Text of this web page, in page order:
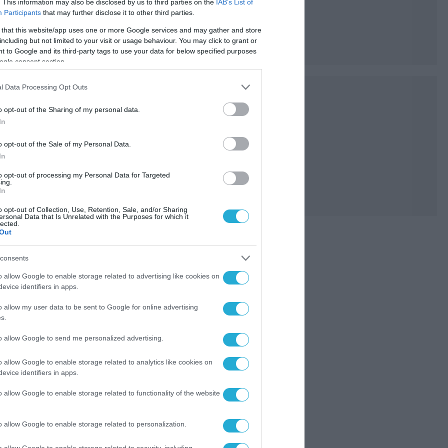
This information may also be disclosed by us to third parties on the IAB’s List of
Participants that may further disclose it to other third parties.
that this website/app uses one or more Google services and may gather and store
but not limited to your visit or usage behaviour. You may click to grant or
to Google and its third-party tags to use your data for below specified purposes
consent section.
Data Processing Opt Outs
opt-out of the Sharing of my personal data.
opt-out of the Sale of my Personal Data.
opt-out of processing my Personal Data for Targeted
opt-out of Collection, Use, Retention, Sale, and/or Sharing
Data that Is Unrelated with the Purposes for which it
allow Google to enable storage related to advertising like cookies on
identifiers in apps.
allow my user data to be sent to Google for online advertising
allow Google to send me personalized advertising.
allow Google to enable storage related to analytics like cookies on
identifiers in apps.
allow Google to enable storage related to functionality of the website
allow Google to enable storage related to personalization.
| 12:15
«κύμα» τουρκικών εξοπλισμών στο
με πληροφορίες από τουρκικές πηγές στις 6 Ιανουαρίου
Βιομηχανίας για να αποφασίσει για τα εξοπλιστικά
που βρίσκονται στη φάση της αξιολόγησης.
| 05:56
παραγγελίες κινητήρων από την Turkish
Rolls-Royce έλαβε μια νέα παραγγελία ύψους 350
δολαρίων με βάση τιμές καταλόγου για την
κινητήρων Trent για πέντε επιβατηγά αεροσκάφη
A330 των Τουρκικών Αερογραμμών (Turkish Airlines-Turk
Yollari).
| 10:15
πρώτη για το νέο εκπαιδευτικό KT-1T
Τουρκίας
Korea Aerospace Industries (KAI) παρουσίασε
την εξαγωγική έκδοση του εκπαιδευτικού αεροσκάφους